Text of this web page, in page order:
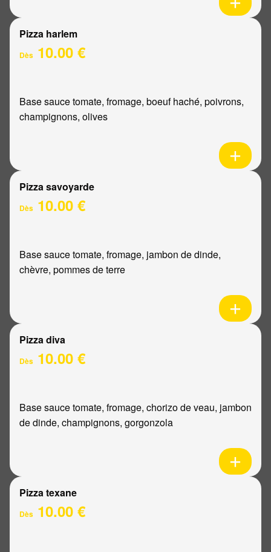
Pizza harlem
Dès 10.00 €
Base sauce tomate, fromage, boeuf haché, poivrons,
champignons, olives
Pizza savoyarde
Dès 10.00 €
Base sauce tomate, fromage, jambon de dinde,
chèvre, pommes de terre
Pizza diva
Dès 10.00 €
Base sauce tomate, fromage, chorizo de veau, jambon
de dinde, champignons, gorgonzola
Pizza texane
Dès 10.00 €